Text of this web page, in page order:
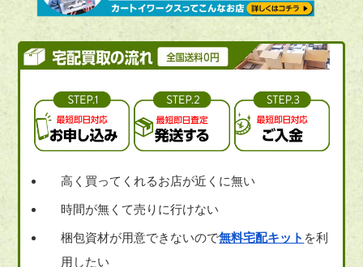
高く買ってくれるお店が近くに無い
時間が無くて売りに行けない
梱包資材が用意できないので無料宅配キット を利
用したい